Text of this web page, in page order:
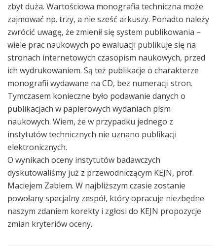
zbyt duża. Wartościowa monografia techniczna może
zajmować np. trzy, a nie sześć arkuszy. Ponadto należy
zwrócić uwagę, że zmienił się system publikowania –
wiele prac naukowych po ewaluacji publikuje się na
stronach internetowych czasopism naukowych, przed
ich wydrukowaniem. Są też publikacje o charakterze
monografii wydawane na CD, bez numeracji stron.
Tymczasem konieczne było podawanie danych o
publikacjach w papierowych wydaniach pism
naukowych. Wiem, że w przypadku jednego z
instytutów technicznych nie uznano publikacji
elektronicznych.
O wynikach oceny instytutów badawczych
dyskutowaliśmy już z przewodniczącym KEJN, prof.
Maciejem Zablem. W najbliższym czasie zostanie
powołany specjalny zespół, który opracuje niezbędne
naszym zdaniem korekty i zgłosi do KEJN propozycje
zmian kryteriów oceny.